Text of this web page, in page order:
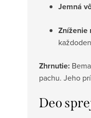
Jemná
Zníženie
Zhrnutie:
pachu. Jeho
Deo